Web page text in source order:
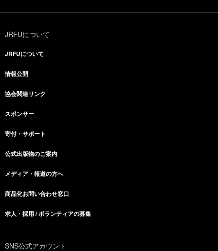
JRFUについて
JRFUについて
情報公開
協会関連リンク
スポンサー
寄付・サポート
公式出版物のご案内
メディア・報道の方へ
商品化お問い合わせ窓口
求人・採用 / ボランティアの募集
SNS公式アカウント